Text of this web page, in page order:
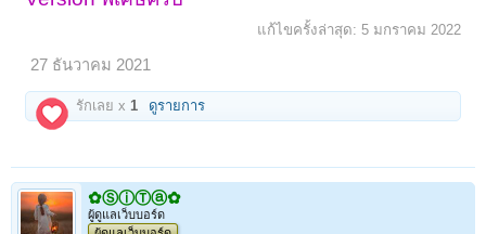
แก้ไขครั้งล่าสุด: 5 มกราคม 2022
27 ธันวาคม 2021
รักเลย x1 ดูรายการ
✿ⓈⓘⓉⓐ✿
ผู้ดูแลเว็บบอร์ด